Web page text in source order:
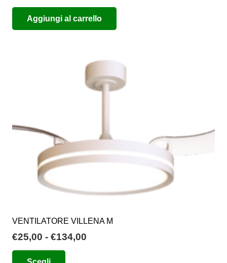
Aggiungi al carrello
VENTILATORE VILLENA M
€25,00 - €134,00